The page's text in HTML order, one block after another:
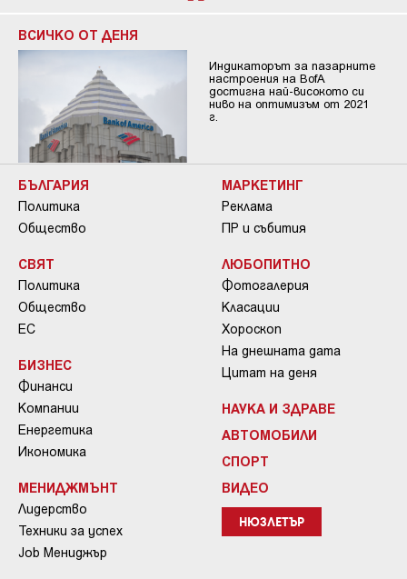
ВСИЧКО ОТ ДЕНЯ
Индикаторът за пазарните
настроения на BofA
достигна най-високото си
ниво на оптимизъм от 2021
г.
БЪЛГАРИЯ
Политика
Общество
СВЯТ
Политика
Общество
ЕС
БИЗНЕС
Финанси
Компании
Енергетика
Икономика
МЕНИДЖМЪНТ
Лидерство
Техники за успех
Job Мениджър
МАРКЕТИНГ
Реклама
ПР и събития
ЛЮБОПИТНО
Фотогалерия
Класации
Хороскоп
На днешната дата
Цитат на деня
НАУКА И ЗДРАВЕ
АВТОМОБИЛИ
СПОРТ
ВИДЕО
НЮЗЛЕТЪР